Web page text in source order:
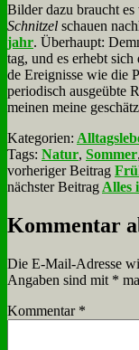
Bil­der da­zu braucht
Schnit­zel schau­en
jahr. Über­haupt:
tag, und es er­hebt
de Er­eig­nis­se wie die
pe­ri­odisch aus­ge­üb­te
mei­nen mei­ne
Kategorien:
Tags: Natur, Sommer,
vorheriger Beitrag
nächster Beitrag Alles
Kommentar
Die E-Mail-Adresse
Angaben sind mit *
Kommentar *